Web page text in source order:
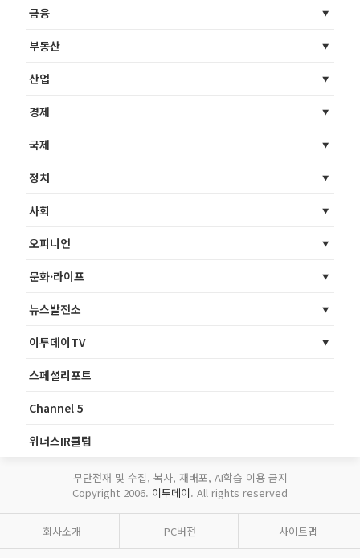
금융
부동산
산업
경제
국제
정치
사회
오피니언
문화·라이프
뉴스발전소
이투데이TV
스페셜리포트
Channel 5
위너스IR클럽
무단전재 및 수집, 복사, 재배포, AI학습 이용 금지
Copyright 2006. 이투데이. All rights reserved
회사소개 PC버전 사이트맵